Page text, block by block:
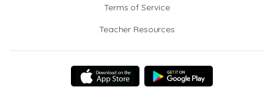
Terms of Service
Teacher Resources